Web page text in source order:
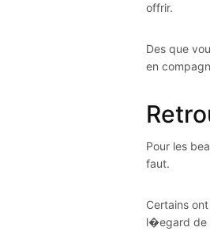
offrir.
Des que
en
Pour les
faut.
Certains
l�egard de